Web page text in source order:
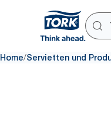
Home/Servietten und